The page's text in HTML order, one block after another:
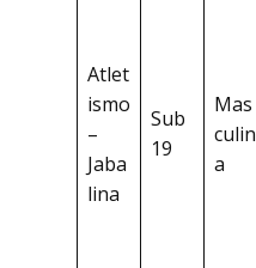
Atlet
ismo
–
Jaba
lina
Sub
19
Mas
culin
a